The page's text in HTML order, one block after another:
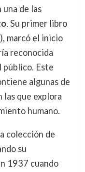
de las
. Su primer libro
marcó el inicio
reconocida
Este
algunas de
las que explora
humano.
colección de
su
1937 cuando